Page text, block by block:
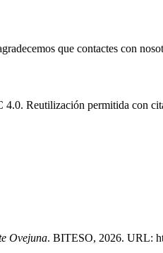
que contactes con
Reutilización permitida con
Ovejuna. BITESO, 2026. URL: